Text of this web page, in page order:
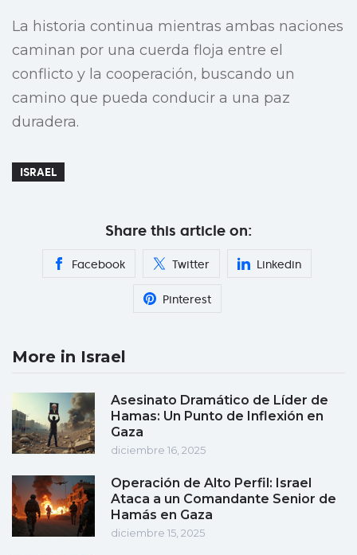
La historia continua mientras ambas naciones
caminan por una cuerda floja entre el
conflicto y la cooperación, buscando un
camino que pueda conducir a una paz
duradera.
ISRAEL
Share this article on:
Facebook Twitter Linkedin
Pinterest
More in Israel
Asesinato Dramático de Líder de
Hamas: Un Punto de Inflexión en
Gaza
diciembre 16, 2025
Operación de Alto Perfil: Israel
Ataca a un Comandante Senior de
Hamás en Gaza
diciembre 15, 2025